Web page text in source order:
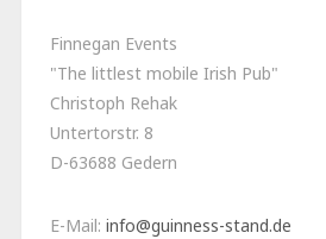
Finnegan Events
"The littlest mobile Irish Pub"
Christoph Rehak
Untertorstr. 8
D-63688 Gedern
E-Mail: info@guinness-stand.de